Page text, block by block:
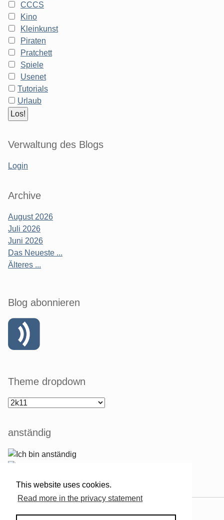
This website uses cookies.
Read more in the privacy statement
CCCS
Kino
Kleinkunst
Piraten
Pratchett
Spiele
Usenet
Tutorials
Urlaub
Verwaltung des Blogs
Login
Archive
August 2026
Juli 2026
Juni 2026
Das Neueste ...
Älteres ...
Blog abonnieren
Theme dropdown
anständig